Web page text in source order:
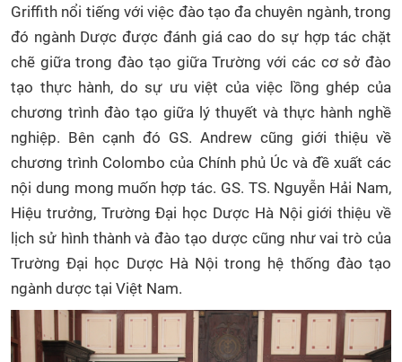
Griffith nổi tiếng với việc đào tạo đa chuyên ngành, trong
đó ngành Dược được đánh giá cao do sự hợp tác chặt
chẽ giữa trong đào tạo giữa Trường với các cơ sở đào
tạo thực hành, do sự ưu việt của việc lồng ghép của
chương trình đào tạo giữa lý thuyết và thực hành nghề
nghiệp. Bên cạnh đó GS. Andrew cũng giới thiệu về
chương trình Colombo của Chính phủ Úc và đề xuất các
nội dung mong muốn hợp tác. GS. TS. Nguyễn Hải Nam,
Hiệu trưởng, Trường Đại học Dược Hà Nội giới thiệu về
lịch sử hình thành và đào tạo dược cũng như vai trò của
Trường Đại học Dược Hà Nội trong hệ thống đào tạo
ngành dược tại Việt Nam.